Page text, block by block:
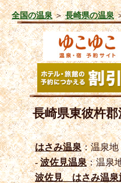
全国の温泉＞長崎県の温泉
長崎県東彼杵
はさみ温泉：温泉地
-波佐見温泉：温泉
波佐見 はさみ温泉